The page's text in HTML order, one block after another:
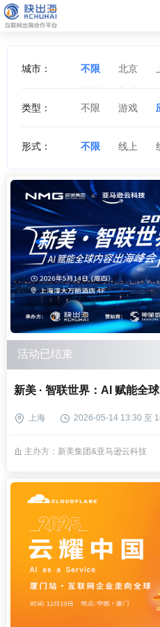
城市： 不限 北京
厦门 福州
重庆 宁波
类型： 不限 游戏
形式： 不限 线上
活动已结束
新美 · 智联世界：AI 赋能全
上海 2026-05-14 13:30 至
主办方：新美集团&亚马逊云科技